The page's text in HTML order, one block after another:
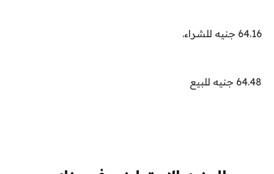
64.16 جنيه للشراء.
64.48 جنيه للبيع